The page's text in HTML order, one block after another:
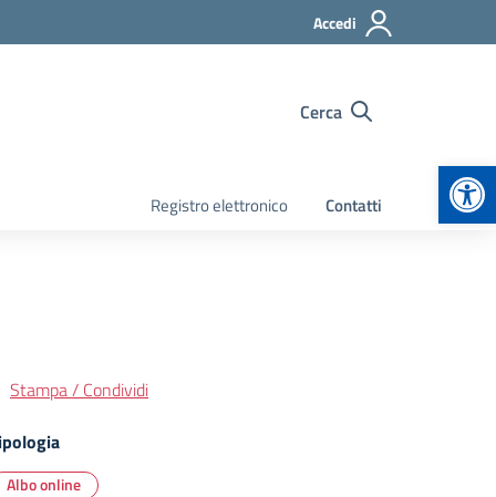
Accedi
Cerca
Registro elettronico Contatti
Stampa / Condividi
Albo online